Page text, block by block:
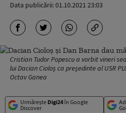
Data publicării:01.10.2021 23:03
Cristian Tudor Popescu a vorbit vineri
lui Dacian Cioloș ca președinte al USR
Octav Ganea
Urmărește Digi24în Google
Discover